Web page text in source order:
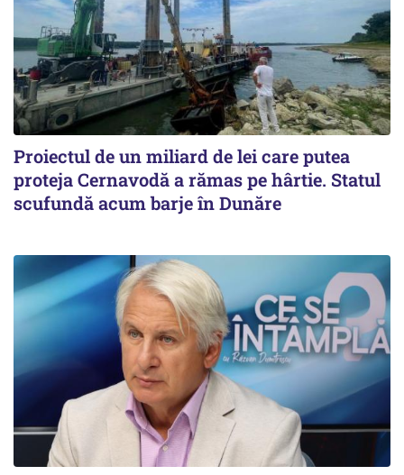
Proiectul de un miliard de lei care putea
proteja Cernavodă a rămas pe hârtie. Statul
scufundă acum barje în Dunăre